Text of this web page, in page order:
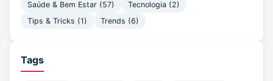
Saúde & Bem Estar (57) Tecnologia (2)
Tips & Tricks (1) Trends (6)
Tags